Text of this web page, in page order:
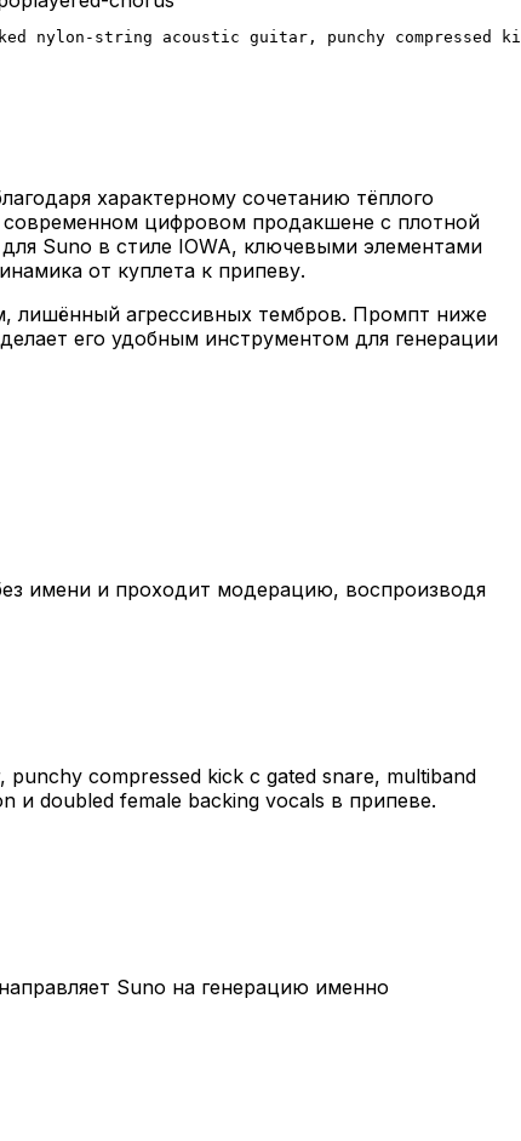
nylon-string acoustic guitar, punchy
характерному сочетанию тёплого
современном цифровом продакшене с плотной
Suno в стиле IOWA, ключевыми элементами
от куплета к припеву.
лишённый агрессивных тембров. Промпт ниже
его удобным инструментом для генерации
имени и проходит модерацию, воспроизводя
compressed kick с gated snare, multiband
и doubled female backing vocals в припеве.
Suno на генерацию именно